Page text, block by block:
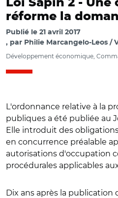
Loi Sapin 2 - Une
réforme la
Publié le 21 avril 2017
par Philie Marcangelo-Leos /
Développement économique,
L'ordonnance relative à la
publiques a été publiée au
Elle introduit des
en concurrence préalable
autorisations d'occupation
procédurales applicables
Dix ans après la publication